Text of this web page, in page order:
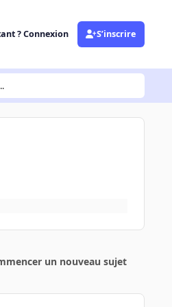
? Connexion S’inscrire
un nouveau sujet